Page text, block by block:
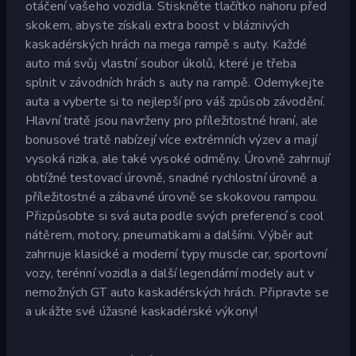
otáčení vašeho vozidla. Stiskněte tlačítko nahoru před
skokem, abyste získali extra boost v bláznivých
kaskadérských hrách na mega rampě s auty. Každé
auto má svůj vlastní soubor úkolů, které je třeba
splnit v závodních hrách s auty na rampě. Odemykejte
auta a vyberte si to nejlepší pro váš způsob závodění.
Hlavní tratě jsou navrženy pro příležitostné hraní, ale
bonusové tratě nabízejí více extrémních výzev a mají
vysoká rizika, ale také vysoké odměny. Úrovně zahrnují
obtížné testovací úrovně, snadné rychlostní úrovně a
příležitostné a zábavné úrovně se skokovou rampou.
Přizpůsobte si svá auta podle svých preferencí s cool
nátěrem, motory, pneumatikami a dalšími. Výběr aut
zahrnuje klasické a moderní typy muscle car, sportovní
vozy, terénní vozidla a další legendární modely aut v
nemožných GT auto kaskadérských hrách. Připravte se
a ukážte své úžasné kaskadérské výkony!